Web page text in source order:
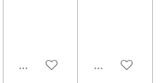
In winkelwagenIn